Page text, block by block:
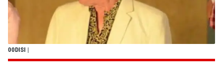
00DISI |